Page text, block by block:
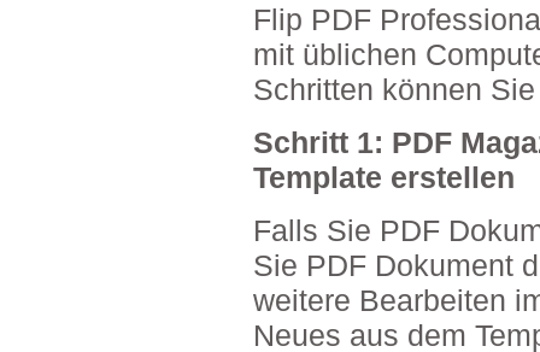
Flip PDF
mit üblichen
Schritten können
Schritt 1: PDF
Template erstellen
Falls Sie PDF
Sie PDF Dokument
weitere Bearbeiten
Neues aus dem